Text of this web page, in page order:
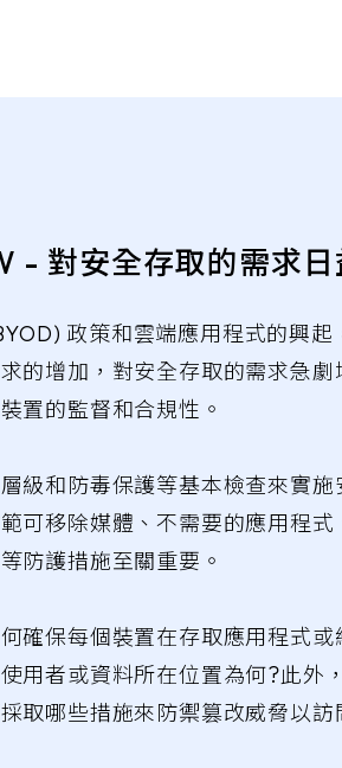
跨域安
SDK
- 對安全存取的需求日
政策和雲端應用程式的興起
的增加，對安全存取的需求急劇
置的監督和合規性。
級和防毒保護等基本檢查來實施
可移除媒體、不需要的應用程式
防護措施至關重要。
確保每個裝置在存取應用程式或
用者或資料所在位置為何?此外
取哪些措施來防禦篡改威脅以訪